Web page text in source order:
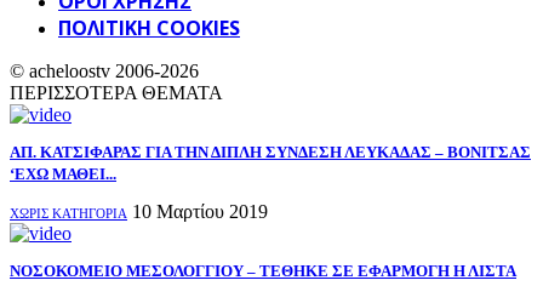
ΠΟΛΙΤΙΚΗ COOKIES
© acheloostv 2006-2026
ΠΕΡΙΣΣΟΤΕΡΑ ΘΕΜΑΤΑ
ΑΠ. ΚΑΤΣΙΦΑΡΑΣ ΓΙΑ ΤΗΝ ΔΙΠΛΗ ΣΥΝΔΕΣΗ ΛΕΥΚΑΔΑΣ – ΒΟΝΙΤΣΑΣ
‘ΕΧΩ ΜΑΘΕΙ...
ΧΩΡΊΣ ΚΑΤΗΓΟΡΊΑ 10 Μαρτίου 2019
ΝΟΣΟΚΟΜΕΙΟ ΜΕΣΟΛΟΓΓΙΟΥ – ΤΕΘΗΚΕ ΣΕ ΕΦΑΡΜΟΓΗ Η ΛΙΣΤΑ